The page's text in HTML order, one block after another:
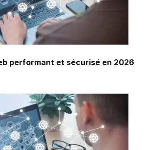
performant et sécurisé en 2026